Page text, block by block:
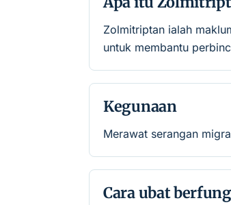
Zolmitriptan ialah
untuk membantu
Kegunaan
Merawat serangan
Cara ubat